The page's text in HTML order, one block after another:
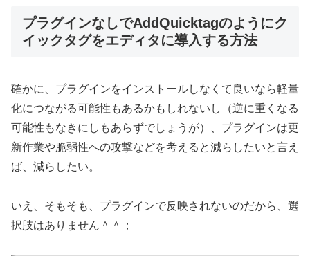
プラグインなしでAddQuicktagのようにク
イックタグをエディタに導入する方法
確かに、プラグインをインストールしなくて良いなら軽量
化につながる可能性もあるかもしれないし（逆に重くなる
可能性もなきにしもあらずでしょうが）、プラグインは更
新作業や脆弱性への攻撃などを考えると減らしたいと言え
ば、減らしたい。
いえ、そもそも、プラグインで反映されないのだから、選
択肢はありません＾＾；